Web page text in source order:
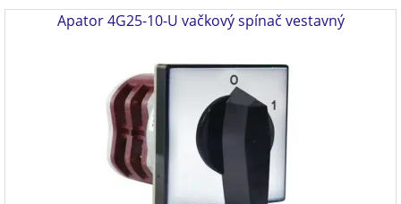
Apator 4G25-10-U vačkový spínač vestavný